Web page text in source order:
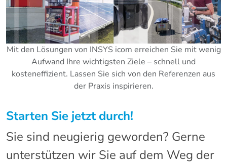
Mit den Lösungen von INSYS icom erreichen Sie mit wenig
Aufwand Ihre wichtigsten Ziele – schnell und
kosteneffizient. Lassen Sie sich von den Referenzen aus
der Praxis inspirieren.
Starten Sie jetzt durch!
Sie sind neugierig geworden? Gerne
unterstützen wir Sie auf dem Weg der